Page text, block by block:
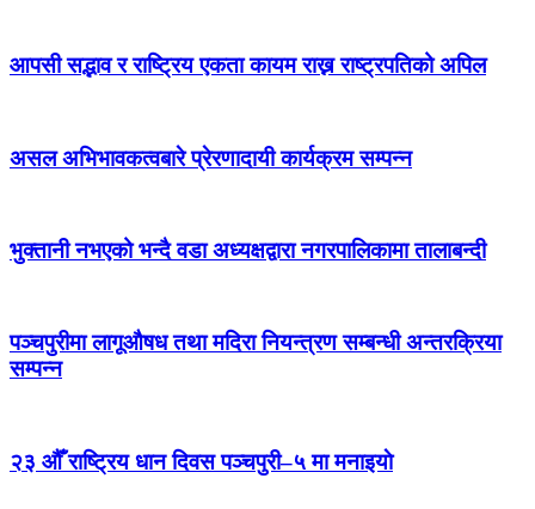
आपसी सद्भाव र राष्ट्रिय एकता कायम राख्न राष्ट्रपतिको अपिल
असल अभिभावकत्वबारे प्रेरणादायी कार्यक्रम सम्पन्न
भुक्तानी नभएको भन्दै वडा अध्यक्षद्वारा नगरपालिकामा तालाबन्दी
पञ्चपुरीमा लागूऔषध तथा मदिरा नियन्त्रण सम्बन्धी अन्तरक्रिया
सम्पन्न
२३ औँ राष्ट्रिय धान दिवस पञ्चपुरी–५ मा मनाइयाे